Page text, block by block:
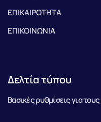
ΕΠΙΚΑΙΡΟΤΗΤΑ
ΕΠΙΚΟΙΝΩΝΙΑ
Δελτία τύπου
Βασικές ρυθμίσεις για